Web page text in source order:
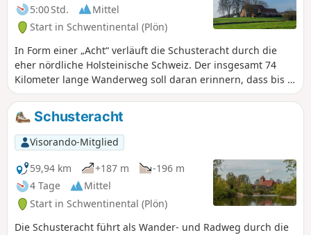
5:00 Std.
Mittel
Start in Schwentinental (Plön)
In Form einer „Acht“ verläuft die Schusteracht durch die
eher nördliche Holsteinische Schweiz. Der insgesamt 74
Kilometer lange Wanderweg soll daran erinnern, dass bis in
das 19 Jhd. Die Schusterzunft in Preetz ansässig war. Die
Schusteracht teilt sich in eine Nord- und eine Südschleife,
mit Ausgangspunkt in Preetz, auf. Diese Wandertour
verläuft auf einem Teilstück der nördlichen Schleife. Über
den Bahnhof in Raisdorf und Preetz, sind Anfang und Ende
der Wandertour miteinander verbunden.
Schusteracht
Visorando-Mitglied
59,94 km
+187 m
-196 m
4 Tage
Mittel
Start in Schwentinental (Plön)
Die Schusteracht führt als Wander- und Radweg durch die